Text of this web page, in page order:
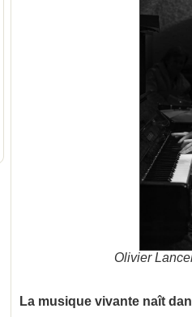
Olivier
La musique vivante naît